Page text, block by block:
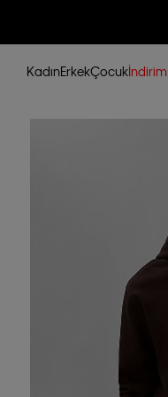
KadınErkekÇocukİndirim